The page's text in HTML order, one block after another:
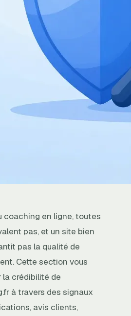
coaching en ligne, toutes
pas, et un site bien
pas la qualité de
Cette section vous
crédibilité de
à travers des signaux
avis clients,